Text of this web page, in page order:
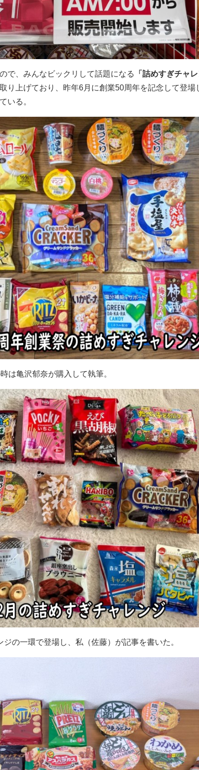
で、みんなビックリして話題になる
「詰めすぎチャ
り上げており、昨年6月に創業50周年を記念して登場
いる。
は亀沢郁奈が購入して執筆。
の一環で登場し、私（佐藤）が記事を書いた。